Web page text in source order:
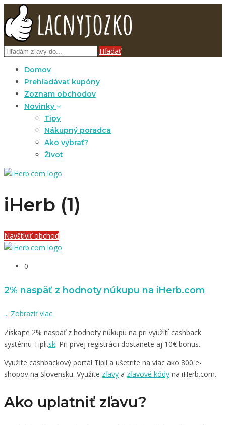
Hľadať
Domov
Prehľadávať kupóny
Zoznam obchodov
Novinky
Tipy
Nákupný poradca
Ako vybrať?
Život
iHerb (1)
Navštíviť obchod
0
2% naspäť z hodnoty núkupu na iHerb.com
... Zobraziť viac
Získajte 2% naspäť z hodnoty núkupu na pri využití cashback
systému Tipli.sk. Pri prvej registrácii dostanete aj 10€ bonus.
Využite cashbackový portál Tipli a ušetrite na viac ako 800 e-
shopov na Slovensku. Využite zľavy a zľavové kódy na iHerb.com.
Ako uplatniť zľavu?